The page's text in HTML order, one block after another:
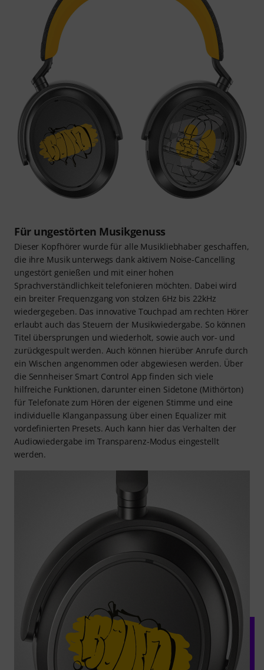
Für ungestörten Musikgenuss
Dieser Kopfhörer wurde für alle Musikliebhaber geschaffen,
die ihre Musik unterwegs dank aktivem Noise-Cancelling
ungestört genießen und mit einer hohen
Sprachverständlichkeit telefonieren möchten. Dabei wird
ein breiter Frequenzgang von stolzen 6Hz bis 22kHz
wiedergegeben. Das innovative Touchpad am rechten Hörer
erlaubt auch das Steuern der Musikwiedergabe. So können
Titel übersprungen und wiederholt, sowie auch vor- und
zurückgespult werden. Auch können hierüber Anrufe durch
ein Wischen angenommen oder abgewiesen werden. Über
die Sennheiser Smart Control App finden sich viele
hilfreiche Funktionen, darunter einen Sidetone (Mithörton)
für Telefonate zum Hören der eigenen Stimme und eine
individuelle Klanganpassung über einen Equalizer mit
vordefinierten Presets. Auch kann hier das Verhalten der
Audiowiedergabe im Transparenz-Modus eingestellt
werden.